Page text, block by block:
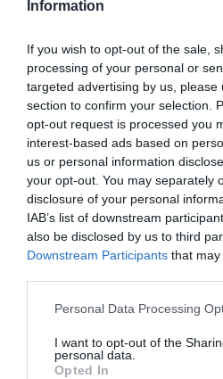
Information
If you wish to opt-out of the sale,
processing of your personal or
targeted advertising by us, please
section to confirm your selection.
opt-out request is processed you
interest-based ads based on
us or personal information
your opt-out. You may separately
disclosure of your personal
IAB’s list of downstream
also be disclosed by us to third
Downstream Participants that
Personal Data Processing
I want to opt-out of the
personal data.
Opted In
ξέρεις
οτιδήποτε από 8/10
καλύτερο και από το…Google
ΜΠΑΛΑ
Φαίνεται με
Ποια από τις
μεγαλύτερη